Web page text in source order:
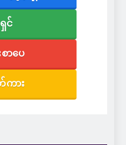
င်
ာပေ
ကား